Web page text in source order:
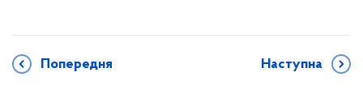
Попередня Наступна